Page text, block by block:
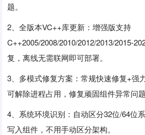
题。
2、全版本VC++库更新：增强版支持
C++2005/2008/2010/2012/2013/2015-
复，离线无需联网即可部署。
3、多模式修复方案：常规快速修复+强
可解除进程占用，修复顽固组件异常问题
4、系统环境识别：自动区分32位/64位
写入组件，不用手动区分架构。